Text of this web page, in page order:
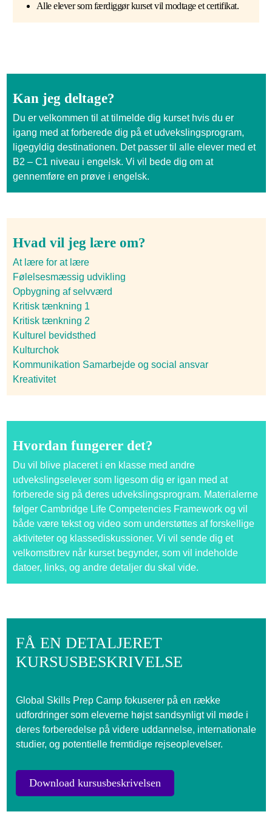
Alle elever som færdiggør kurset vil modtage et certifikat.
Kan jeg deltage?
Du er velkommen til at tilmelde dig kurset hvis du er
igang med at forberede dig på et udvekslingsprogram,
ligegyldig destinationen. Det passer til alle elever med et
B2 – C1 niveau i engelsk. Vi vil bede dig om at
gennemføre en prøve i engelsk.
Hvad vil jeg lære om?
At lære for at lære
Følelsesmæssig udvikling
Opbygning af selvværd
Kritisk tænkning 1
Kritisk tænkning 2
Kulturel bevidsthed
Kulturchok
Kommunikation Samarbejde og social ansvar
Kreativitet
Hvordan fungerer det?
Du vil blive placeret i en klasse med andre
udvekslingselever som ligesom dig er igan med at
forberede sig på deres udvekslingsprogram. Materialerne
følger Cambridge Life Competencies Framework og vil
både være tekst og video som understøttes af forskellige
aktiviteter og klassediskussioner. Vi vil sende dig et
velkomstbrev når kurset begynder, som vil indeholde
datoer, links, og andre detaljer du skal vide.
FÅ EN DETALJERET
KURSUSBESKRIVELSE
Global Skills Prep Camp fokuserer på en række
udfordringer som eleverne højst sandsynligt vil møde i
deres forberedelse på videre uddannelse, internationale
studier, og potentielle fremtidige rejseoplevelser.
Download kursusbeskrivelsen